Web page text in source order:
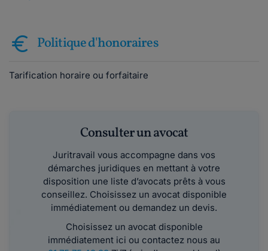
Politique d'honoraires
Tarification horaire ou forfaitaire
Consulter un avocat
Juritravail vous accompagne dans vos
démarches juridiques en mettant à votre
disposition une liste d’avocats prêts à vous
conseillez. Choisissez un avocat disponible
immédiatement ou demandez un devis.
Choisissez un avocat disponible
immédiatement ici ou contactez nous au